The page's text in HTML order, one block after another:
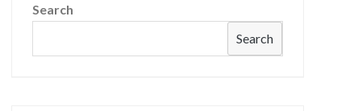
Search
Search